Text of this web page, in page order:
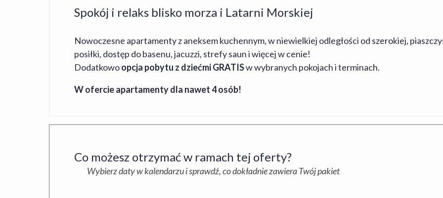
Spokój i relaks blisko morza i Latarni Morskiej
Nowoczesne apartamenty z aneksem kuchennym, w niewielkiej odległości od szerokiej,
posiłki, dostęp do basenu, jacuzzi, strefy saun i więcej w cenie!
Dodatkowoopcja pobytu z dziećmi GRATISw wybranych pokojach i terminach.
W ofercie apartamenty dla nawet 4 osób!
Co możesz otrzymać w ramach tej oferty?
Wybierz daty w kalendarzu i sprawdź, co dokładnie zawiera Twój pakiet